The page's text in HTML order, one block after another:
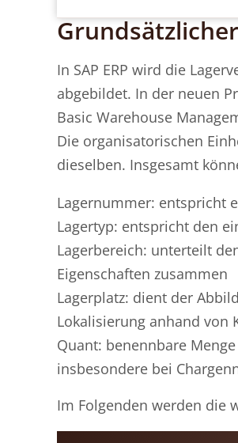
In SAP ERP wird die
abgebildet. In der neuen
Basic Warehouse
Die organisatorischen
dieselben. Insgesamt
Lagernummer: entspricht
Lagertyp: entspricht den
Lagerbereich: unterteilt
Eigenschaften zusammen
Lagerplatz: dient der
Lokalisierung anhand von
Quant: benennbare
insbesondere bei
Im Folgenden werden die